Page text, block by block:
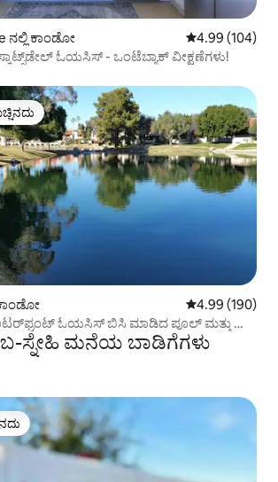
ನಲ್ಲಿ ಕಾಂಡೋ 5 ರಲ್ಲಿ 4.99
4.99 (104)
ಓಯಸಿಸ್ - ಒಂಟೆಬ್ಯಾಕ್ ವೀಕ್ಷಣೆಗಳು!
ಅಚ್ಚುಮೆಚ್ಚಿನದು
5 ರಲ್ಲಿ 4.99
4.99 (190)
ಓಯಸಿಸ್ ಬಿಸಿ ಮಾಡಿದ ಪೂಲ್ ಮತ್ತು ಸ್ಪಾ
ಸ್ನೇಹಿ ಮನೆಯ ಬಾಡಿಗೆಗಳು